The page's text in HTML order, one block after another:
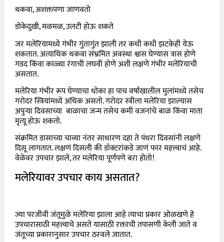
थकवा, अशक्तपणा जाणवतो
डोकेदुखी, मळमळ, उलटी होऊ शकते
जर मलेरियामध्ये गंभीर गुंतागुंत झाली तर कधी कधी झटकेही येऊ
शकतात. अत्याधिक थकवा संभ्रमित अवस्था श्वास घेण्यास त्रास होणे
गडद किंवा काळ्या रंगाची लघवी होणे अशी लक्षणे गंभीर मलेरियाची
असतात.
मलेरिया गंभीर रूप घेण्याचा धोका हा पाच वर्षाखालील मुलांमध्ये तसेच
गरोदर स्त्रियांमध्ये अधिक असतो. गरोदर स्त्रीला मलेरिया झाल्यास
अपुऱ्या दिवसाच्या बाळाचा जन्म तसेच कमी वजनांचे बाळ किंवा माता
मृत्यू होऊ शकतो.
संक्रमित डासाच्या चाव्या नंतर साधारण दहा ते पंधरा दिवसांनी लक्षणे
दिसू लागतात. लक्षणं दिसली की डॉक्टरांकडे जाणं फार महत्त्वाचं आहे.
वेळेवर उपचार झाले, तर मलेरिया पूर्णपणे बरा होतो!
मलेरियावर उपचार काय असतात?
ज्या परजीवी जंतूमुळे मलेरिया झाला आहे त्याचा प्रकार ओळखणे हे
उपचारासाठी महत्त्वाचे असते यासाठी रक्ताची तपासणी केली जाते व
जंतूच्या प्रकारानुसार उपचार ठरवले जातात.